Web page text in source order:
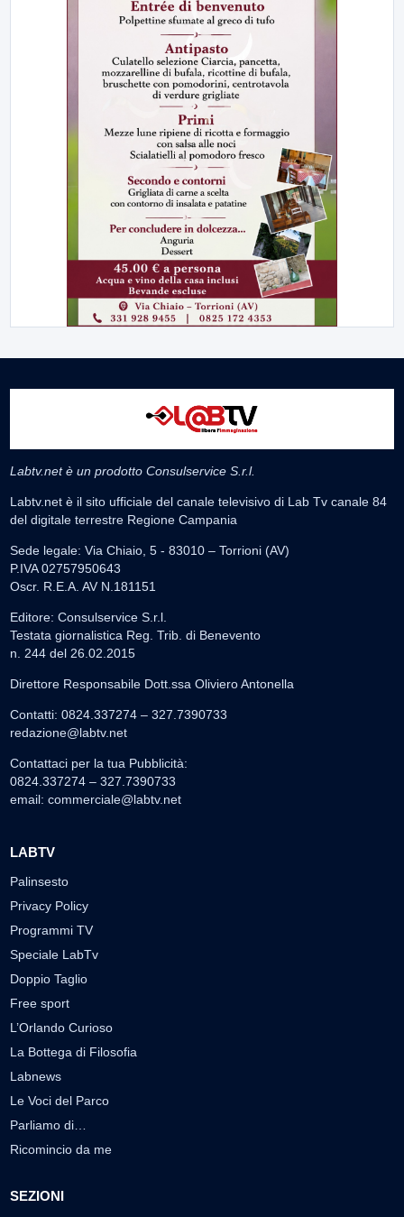
Labtv.net è un prodotto Consulservice S.r.l.
Labtv.net è il sito ufficiale del canale televisivo di Lab Tv canale 84
del digitale terrestre Regione Campania
Sede legale: Via Chiaio, 5 - 83010 – Torrioni (AV)
P.IVA 02757950643
Oscr. R.E.A. AV N.181151
Editore: Consulservice S.r.l.
Testata giornalistica Reg. Trib. di Benevento
n. 244 del 26.02.2015
Direttore Responsabile Dott.ssa Oliviero Antonella
Contatti: 0824.337274 – 327.7390733
redazione@labtv.net
Contattaci per la tua Pubblicità:
0824.337274 – 327.7390733
email: commerciale@labtv.net
LABTV
Palinsesto
Privacy Policy
Programmi TV
Speciale LabTv
Doppio Taglio
Free sport
L’Orlando Curioso
La Bottega di Filosofia
Labnews
Le Voci del Parco
Parliamo di…
Ricomincio da me
SEZIONI